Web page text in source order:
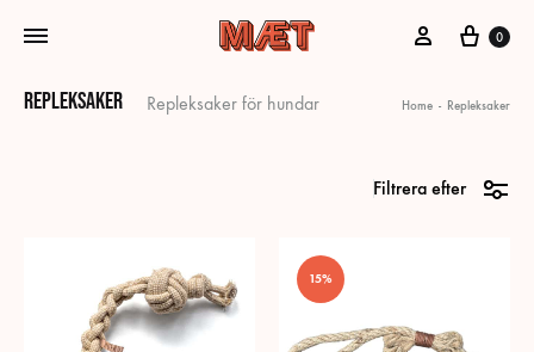
Mitt kontoVagn
0
Repleksaker Repleksaker för hundar Home - Repleksaker
Filtrera efter
15%